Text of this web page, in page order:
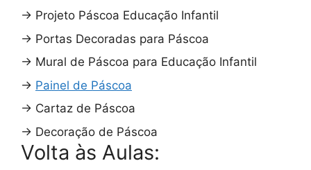
→ Projeto Páscoa Educação Infantil
→ Portas Decoradas para Páscoa
→ Mural de Páscoa para Educação Infantil
→ Painel de Páscoa
→ Cartaz de Páscoa
→ Decoração de Páscoa
Volta às Aulas: